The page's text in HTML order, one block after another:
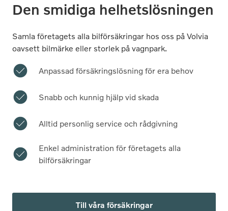
Den smidiga helhetslösningen
Samla företagets alla bilförsäkringar hos oss på Volvia
oavsett bilmärke eller storlek på vagnpark.
Anpassad försäkringslösning för era behov
Snabb och kunnig hjälp vid skada
Alltid personlig service och rådgivning
Enkel administration för företagets alla
bilförsäkringar
Till våra försäkringar